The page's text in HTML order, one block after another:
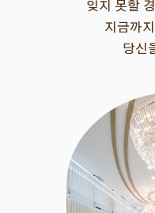
잊지 못할
지금까
당신